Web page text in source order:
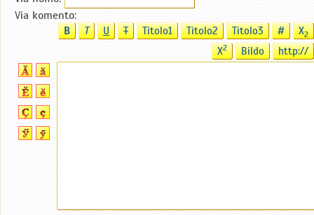
Via komento:
B T U T Titolo1 Titolo2 Titolo3 # X2
X2 Bildo http://